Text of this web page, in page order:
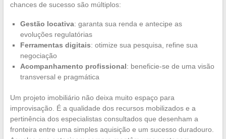
chances de sucesso são múltiplos:
Gestão locativa: garanta sua renda e antecipe as
evoluções regulatórias
Ferramentas digitais: otimize sua pesquisa, refine sua
negociação
Acompanhamento profissional: beneficie-se de uma visão
transversal e pragmática
Um projeto imobiliário não deixa muito espaço para
improvisação. É a qualidade dos recursos mobilizados e a
pertinência dos especialistas consultados que desenham a
fronteira entre uma simples aquisição e um sucesso duradouro.